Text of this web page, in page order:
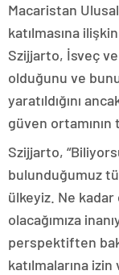
Macaristan Ulusal
katılmasına
Szijjarto, İsveç
olduğunu ve
yaratıldığını
güven
Szijjarto,
bulunduğumuz
ülkeyiz. Ne
olacağımıza
perspektiften
katılmalarına